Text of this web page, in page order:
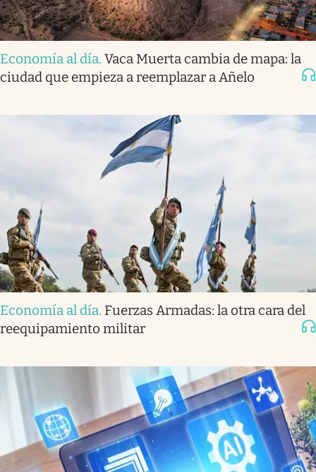
Economía al día. Vaca Muerta cambia de mapa: la
ciudad que empieza a reemplazar a Añelo
Economía al día. Fuerzas Armadas: la otra cara del
reequipamiento militar